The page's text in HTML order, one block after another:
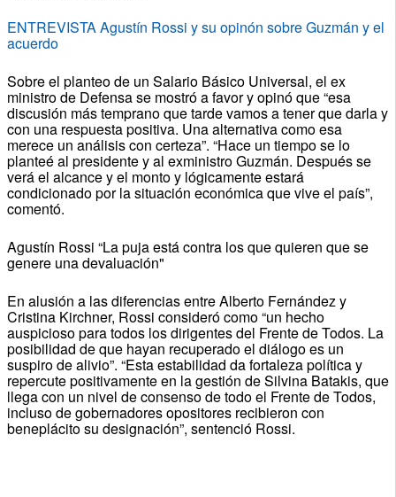
ENTREVISTA Agustín Rossi y su opinón sobre Guzmán y el
acuerdo
Sobre el planteo de un Salario Básico Universal, el ex
ministro de Defensa se mostró a favor y opinó que “esa
discusión más temprano que tarde vamos a tener que darla y
con una respuesta positiva. Una alternativa como esa
merece un análisis con certeza”. “Hace un tiempo se lo
planteé al presidente y al exministro Guzmán. Después se
verá el alcance y el monto y lógicamente estará
condicionado por la situación económica que vive el país”,
comentó.
Agustín Rossi “La puja está contra los que quieren que se
genere una devaluación"
En alusión a las diferencias entre Alberto Fernández y
Cristina Kirchner, Rossi consideró como “un hecho
auspicioso para todos los dirigentes del Frente de Todos. La
posibilidad de que hayan recuperado el diálogo es un
suspiro de alivio”. “Esta estabilidad da fortaleza política y
repercute positivamente en la gestión de Silvina Batakis, que
llega con un nivel de consenso de todo el Frente de Todos,
incluso de gobernadores opositores recibieron con
beneplácito su designación”, sentenció Rossi.